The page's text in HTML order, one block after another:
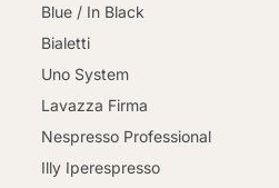
Blue / In Black
Bialetti
Uno System
Lavazza Firma
Nespresso Professional
Illy Iperespresso